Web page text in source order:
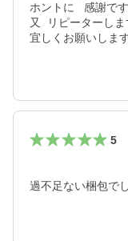
ホントに   感謝です
又  リピーターしま
宜しくお願いしま
5